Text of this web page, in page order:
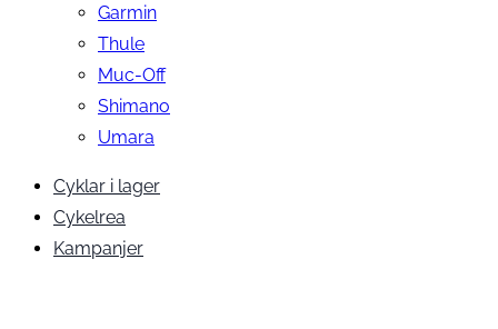
Garmin
Thule
Muc-Off
Shimano
Umara
Cyklar i lager
Cykelrea
Kampanjer